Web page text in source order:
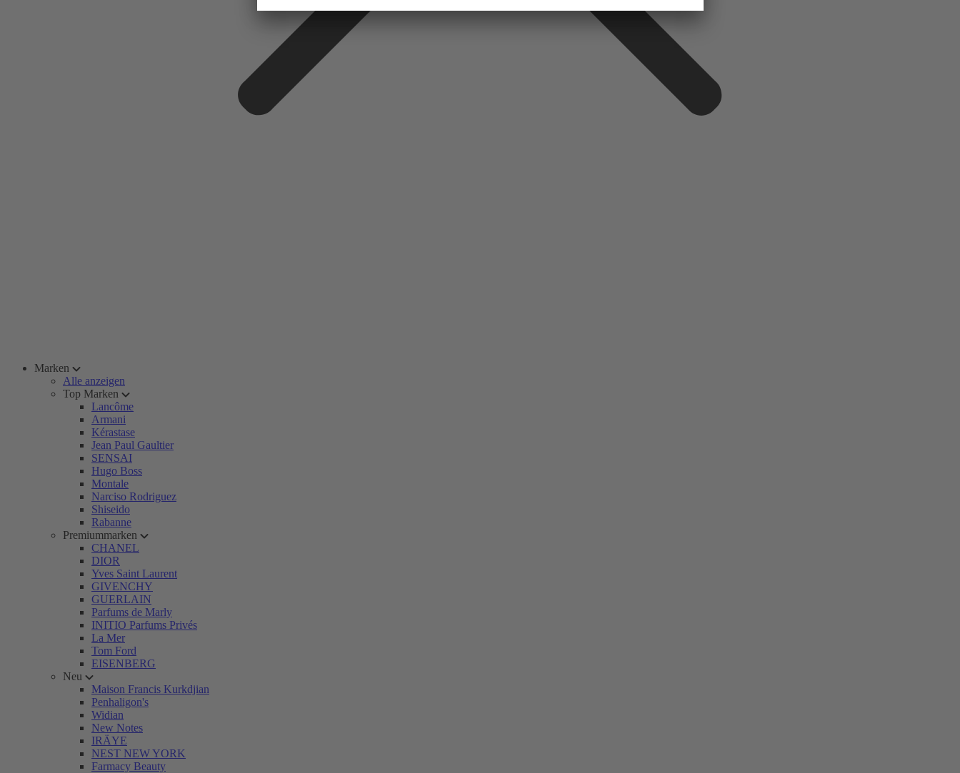
Marken
Alle anzeigen
Top Marken
Lancôme
Armani
Kérastase
Jean Paul Gaultier
SENSAI
Hugo Boss
Montale
Narciso Rodriguez
Shiseido
Rabanne
Premiummarken
CHANEL
DIOR
Yves Saint Laurent
GIVENCHY
GUERLAIN
Parfums de Marly
INITIO Parfums Privés
La Mer
Tom Ford
EISENBERG
Neu
Maison Francis Kurkdjian
Penhaligon's
Widian
New Notes
IRÄYE
NEST NEW YORK
Farmacy Beauty